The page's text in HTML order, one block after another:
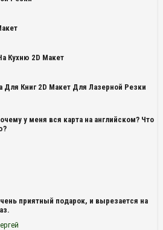
Кухню 2D Макет
Для Книг 2D Макет Для Лазерной Резки
у меня вся карта на английском? Что
приятный подарок, и вырезается на